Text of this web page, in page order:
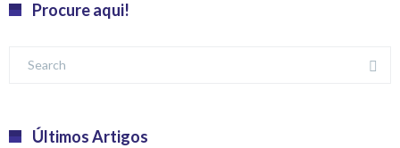
Procure aqui!
Últimos Artigos